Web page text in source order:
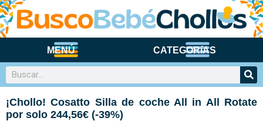
¡Chollo! Cosatto Silla de coche All in All Rotate
por solo 244,56€ (-39%)